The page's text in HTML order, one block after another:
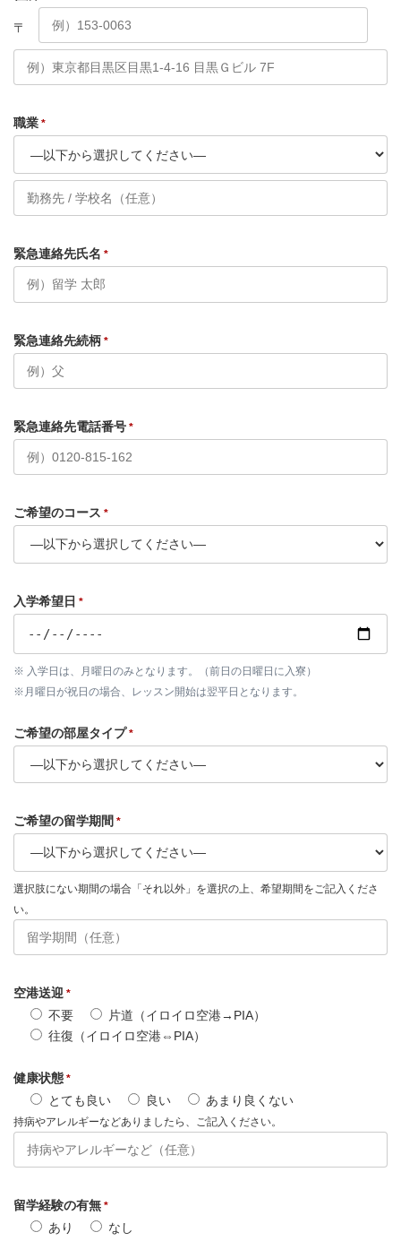
〒
職業 *
緊急連絡先氏名 *
緊急連絡先続柄 *
緊急連絡先電話番号 *
ご希望のコース *
入学希望日 *
※ 入学日は、月曜日のみとなります。（前日の日曜日に入寮）
※月曜日が祝日の場合、レッスン開始は翌平日となります。
ご希望の部屋タイプ*
ご希望の留学期間 *
選択肢にない期間の場合「それ以外」を選択の上、希望期間をご記入くださ
い。
空港送迎 *
不要
片道（イロイロ空港→PIA）
往復（イロイロ空港⇔PIA）
健康状態 *
とても良い 良い あまり良くない
持病やアレルギーなどありましたら、ご記入ください。
留学経験の有無 *
あり なし